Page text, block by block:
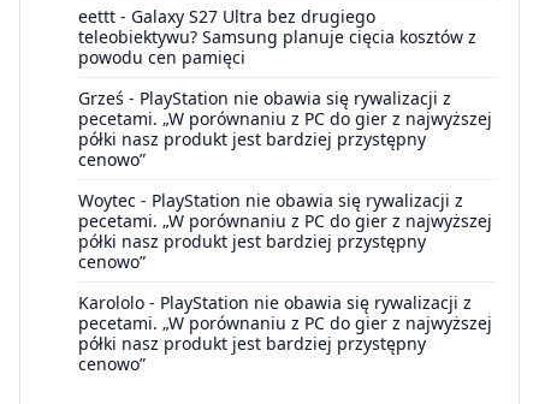
eettt - Galaxy S27 Ultra bez drugiego
teleobiektywu? Samsung planuje cięcia kosztów z
powodu cen pamięci
Grześ - PlayStation nie obawia się rywalizacji z
pecetami. „W porównaniu z PC do gier z najwyższej
półki nasz produkt jest bardziej przystępny
cenowo”
Woytec - PlayStation nie obawia się rywalizacji z
pecetami. „W porównaniu z PC do gier z najwyższej
półki nasz produkt jest bardziej przystępny
cenowo”
Karololo - PlayStation nie obawia się rywalizacji z
pecetami. „W porównaniu z PC do gier z najwyższej
półki nasz produkt jest bardziej przystępny
cenowo”